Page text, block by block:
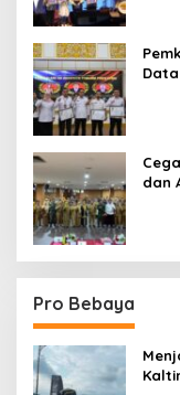
dan
Pro Bebaya